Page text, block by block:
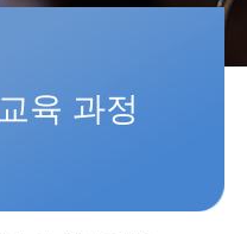
교육 과정